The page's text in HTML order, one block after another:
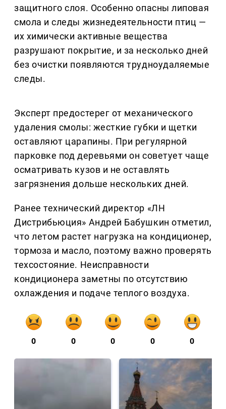
защитного слоя. Особенно опасны липовая
смола и следы жизнедеятельности птиц —
их химически активные вещества
разрушают покрытие, и за несколько дней
без очистки появляются трудноудаляемые
следы.
Эксперт предостерег от механического
удаления смолы: жесткие губки и щетки
оставляют царапины. При регулярной
парковке под деревьями он советует чаще
осматривать кузов и не оставлять
загрязнения дольше нескольких дней.
Ранее технический директор «ЛН
Дистрибьюция» Андрей Бабушкин отметил,
что летом растет нагрузка на кондиционер,
тормоза и масло, поэтому важно проверять
техсостояние. Неисправности
кондиционера заметны по отсутствию
охлаждения и подаче теплого воздуха.
0 0 0 0 0